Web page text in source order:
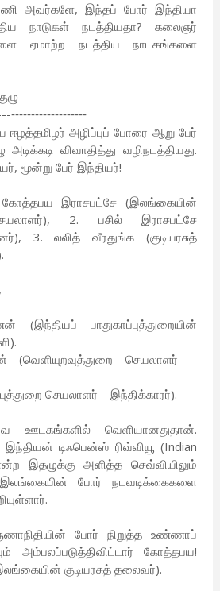
அவர்களே, இந்தப் போர் இந்தியா
நாடுகள் நடத்தியதா? கலைஞர்
ஏமாற்ற நடத்திய நாடகங்களை
-------------------
அழிப்புப் போரை ஆறு பேர்
விவாதித்து வழிநடத்தியது.
மூன்று பேர் இந்தியர்!
கோத்தபய இராசபட்சே (இலங்கையின்
செயலாளர்), 2. பசில் இராசபட்சே
3. லலித் வீரதுங்க (குடியரசுத்
(இந்தியப் பாதுகாப்புத்துறையின்
செயலாளர் –
செயலாளர் – இந்திக்காரர்).
ஊடகங்களில் வெளியானதுதான்.
டிஃபென்ஸ் ரிவ்வியூ (Indian
இதழுக்கு அளித்த செவ்வியிலும்
போர் நடவடிக்கைகளை
போர் நிறுத்த உண்ணாப்
அம்பலப்படுத்திவிட்டார் கோத்தபய!
குடியரசுத் தலைவர்).